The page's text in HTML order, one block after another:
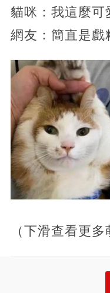
貓咪：我這麼可
網友：簡直是戲
（下滑查看更多